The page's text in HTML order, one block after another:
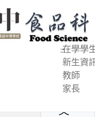
:::在學學
新生資
教師
家長
文